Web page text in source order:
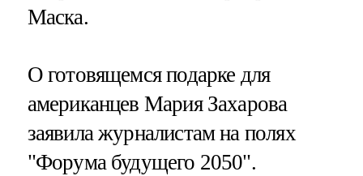
Маска.
О готовящемся подарке для
американцев Мария Захарова
заявила журналистам на полях
"Форума будущего 2050".